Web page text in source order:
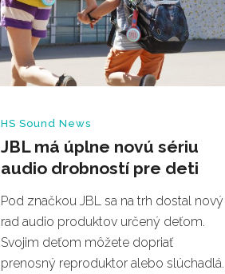
HS Sound News
JBL má úplne novú sériu
audio drobností pre deti
Pod značkou JBL sa na trh dostal nový
rad audio produktov určený deťom.
Svojim deťom môžete dopriať
prenosný reproduktor alebo slúchadlá.